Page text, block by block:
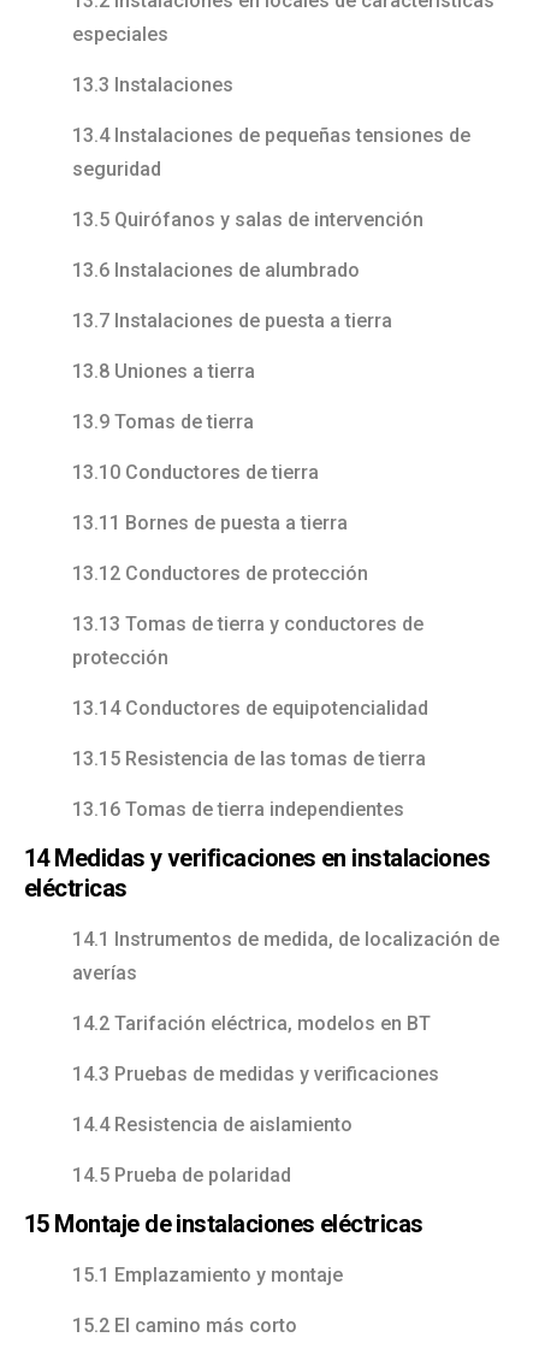
especiales
13.3 Instalaciones
13.4 Instalaciones de pequeñas tensiones de
seguridad
13.5 Quirófanos y salas de intervención
13.6 Instalaciones de alumbrado
13.7 Instalaciones de puesta a tierra
13.8 Uniones a tierra
13.9 Tomas de tierra
13.10 Conductores de tierra
13.11 Bornes de puesta a tierra
13.12 Conductores de protección
13.13 Tomas de tierra y conductores de
protección
13.14 Conductores de equipotencialidad
13.15 Resistencia de las tomas de tierra
13.16 Tomas de tierra independientes
14 Medidas y verificaciones en instalaciones
eléctricas
14.1 Instrumentos de medida, de localización de
averías
14.2 Tarifación eléctrica, modelos en BT
14.3 Pruebas de medidas y verificaciones
14.4 Resistencia de aislamiento
14.5 Prueba de polaridad
15 Montaje de instalaciones eléctricas
15.1 Emplazamiento y montaje
15.2 El camino más corto